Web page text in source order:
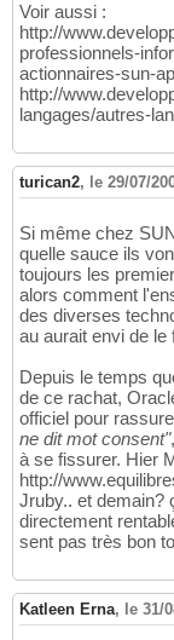
Voir aussi :
http://
professionnels-
actionnaires-sun-
http://
langages/autres-
turican2, le 29/07/
Si même chez
quelle sauce ils
toujours les
alors comment
des diverses
au aurait envi de le
Depuis le temps
de ce rachat,
officiel pour
ne dit mot consent"
à se fissurer. Hier
http://
Jruby.. et demain?
directement
sent pas très bon
Katleen Erna, le 31/